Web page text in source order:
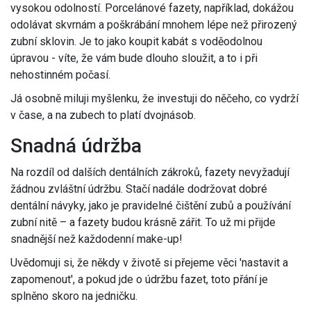
vysokou odolností. Porcelánové fazety, například, dokážou
odolávat skvrnám a poškrábání mnohem lépe než přirozený
zubní sklovin. Je to jako koupit kabát s voděodolnou
úpravou - víte, že vám bude dlouho sloužit, a to i při
nehostinném počasí.
Já osobně miluji myšlenku, že investuji do něčeho, co vydrží
v čase, a na zubech to platí dvojnásob.
Snadná údržba
Na rozdíl od dalších dentálních zákroků, fazety nevyžadují
žádnou zvláštní údržbu. Stačí nadále dodržovat dobré
dentální návyky, jako je pravidelné čištění zubů a používání
zubní nitě – a fazety budou krásně zářit. To už mi přijde
snadnější než každodenní make-up!
Uvědomuji si, že někdy v životě si přejeme věci 'nastavit a
zapomenout', a pokud jde o údržbu fazet, toto přání je
splněno skoro na jedničku.